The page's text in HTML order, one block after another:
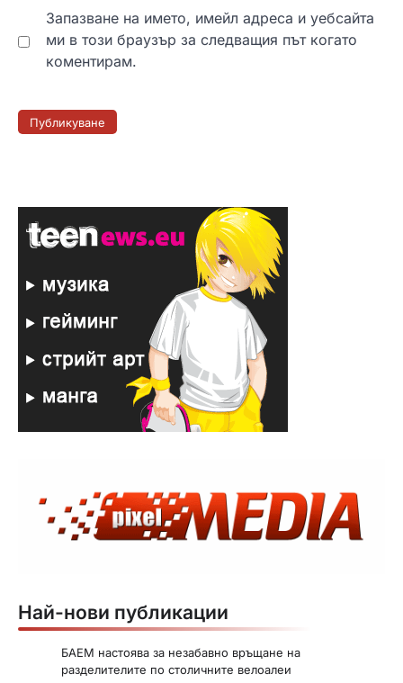
Запазване на името, имейл адреса и уебсайта
ми в този браузър за следващия път когато
коментирам.
Най-нови публикации
БАЕМ настоява за незабавно връщане на
разделителите по столичните велоалеи